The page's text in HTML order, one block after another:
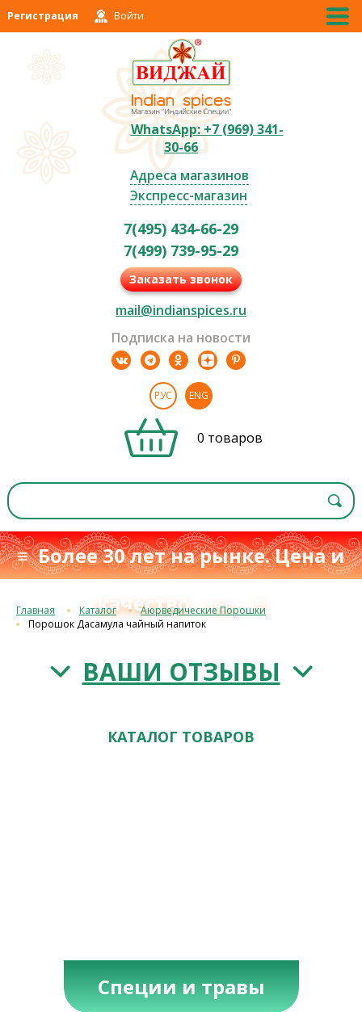
Регистрация Войти
WhatsApp: +7 (969) 341-
30-66
Адреса магазинов
Экспресс-магазин
7(495) 434-66-29
7(499) 739-95-29
Заказать звонок
mail@indianspices.ru
Подписка на новости
РУС ENG
0 товаров
≡ Более 30 лет на рынке. Цена и
качествос 1993 г.≡
Главная Каталог
Аюрведические Порошки
Порошок Дасамула чайный напиток
ВАШИ ОТЗЫВЫ
КАТАЛОГ ТОВАРОВ
Специи и травы